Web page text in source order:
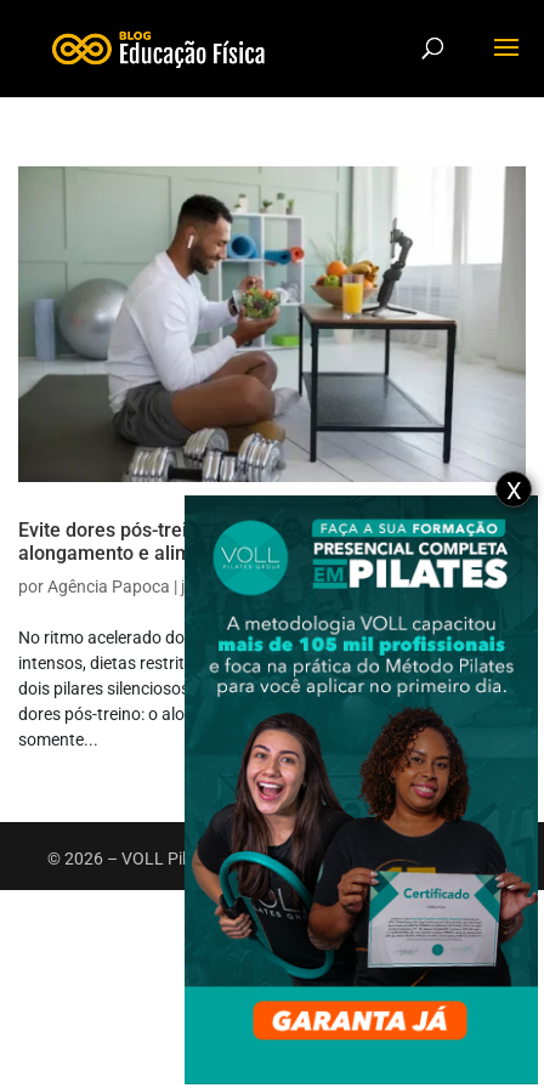
Evite dores pós-treino: a combinação certa entre
alongamento e alimentação
porAgência Papoca | jul 14, 2025|Saúde e Bem-estar
No ritmo acelerado do dia a dia, muitas vezes focamos em treinos
intensos, dietas restritivas ou metas de desempenho, esquecendo
dois pilares silenciosos, mas essenciais, para uma vida plena e sem
dores pós-treino: o alongamento e a alimentação. Não se trata
somente...
© 2026 – VOLL Pilates Group. Todos os direitos reservados.
X